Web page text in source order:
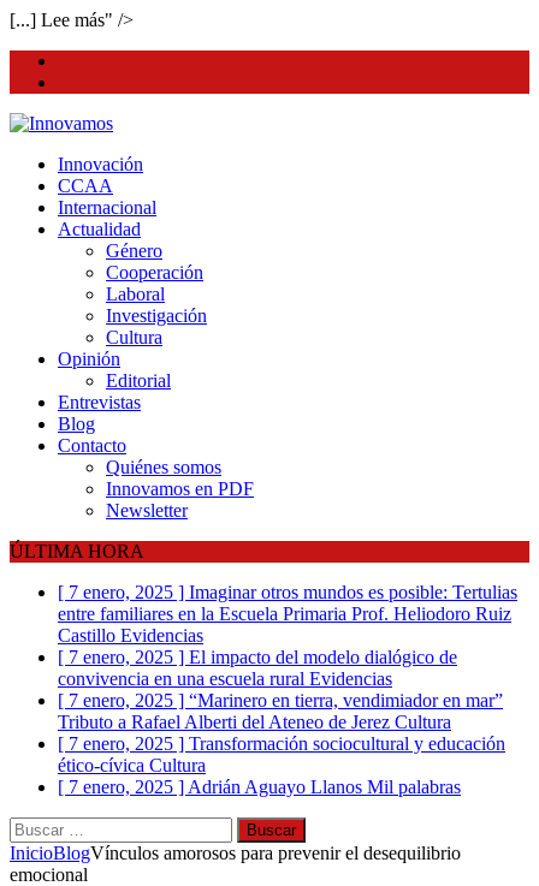
[...] Lee más" />
Innovación
CCAA
Internacional
Actualidad
Género
Cooperación
Laboral
Investigación
Cultura
Opinión
Editorial
Entrevistas
Blog
Contacto
Quiénes somos
Innovamos en PDF
Newsletter
ÚLTIMA HORA
[ 7 enero, 2025 ] Imaginar otros mundos es posible: Tertulias
entre familiares en la Escuela Primaria Prof. Heliodoro Ruiz
Castillo Evidencias
[ 7 enero, 2025 ] El impacto del modelo dialógico de
convivencia en una escuela rural Evidencias
[ 7 enero, 2025 ] “Marinero en tierra, vendimiador en mar”
Tributo a Rafael Alberti del Ateneo de Jerez Cultura
[ 7 enero, 2025 ] Transformación sociocultural y educación
ético-cívica Cultura
[ 7 enero, 2025 ] Adrián Aguayo Llanos Mil palabras
Buscar:
InicioBlogVínculos amorosos para prevenir el desequilibrio
emocional